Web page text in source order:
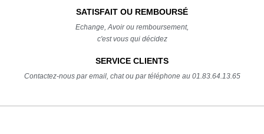
SATISFAIT OU REMBOURSÉ
Echange, Avoir ou remboursement,
c'est vous qui décidez
SERVICE CLIENTS
Contactez-nous par email, chat ou par téléphone au 01.83.64.13.65